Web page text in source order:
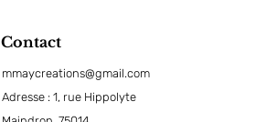
Contact
mmaycreations@gmail.com
Adresse : 1, rue Hippolyte